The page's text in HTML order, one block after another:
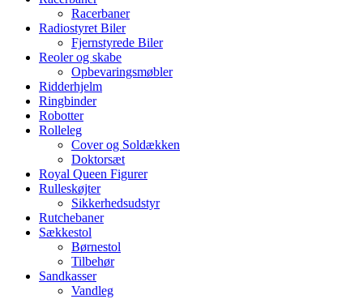
Racerbaner
Radiostyret Biler
Fjernstyrede Biler
Reoler og skabe
Opbevaringsmøbler
Ridderhjelm
Ringbinder
Robotter
Rolleleg
Cover og Soldækken
Doktorsæt
Royal Queen Figurer
Rulleskøjter
Sikkerhedsudstyr
Rutchebaner
Sækkestol
Børnestol
Tilbehør
Sandkasser
Vandleg